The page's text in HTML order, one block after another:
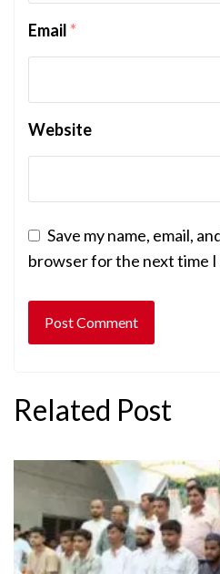
Email*
Website
Save my name, email,
browser for the next time I
Related Post